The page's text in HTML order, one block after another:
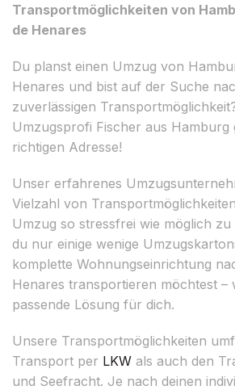
Transportmöglichkeiten von
de Henares
Du planst einen Umzug von
Henares und bist auf der Suche
zuverlässigen
Umzugsprofi Fischer aus Hamburg
richtigen Adresse!
Unser erfahrenes
Vielzahl von
Umzug so stressfrei wie möglich zu
du nur einige wenige
komplette Wohnungseinrichtung
Henares transportieren möchtest –
passende Lösung für dich.
Unsere Transportmöglichkeiten
Transport per LKW als auch den
und Seefracht. Je nach deinen